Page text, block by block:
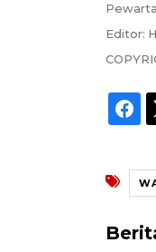
Editor: